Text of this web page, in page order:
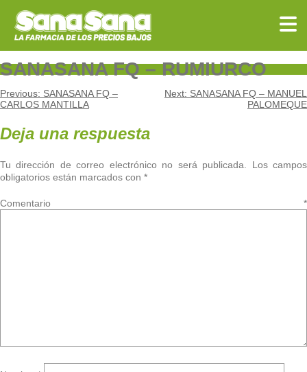
content
SANASANA FQ – RUMIURCO
Navegación
de
entradas
Previous: SANASANA FQ –
CARLOS MANTILLA
Next: SANASANA FQ – MANUEL
PALOMEQUE
Deja una respuesta
Tu dirección de correo electrónico no será publicada.
Los campos
obligatorios están marcados con *
Comentario *